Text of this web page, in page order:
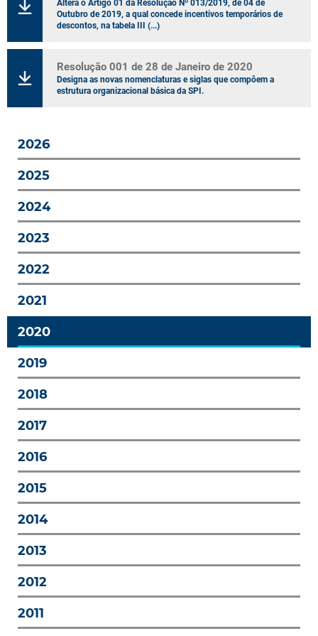
2026
2025
2024
2023
2022
2021
2020
2019
2018
2017
2016
2015
2014
2013
2012
2011
Altera o Artigo 01 da Resolução Nº 013/2019, de 04 de
Outubro de 2019, a qual concede incentivos temporários de
descontos, na tabela III (...)
Resolução 001 de 28 de Janeiro de 2020
Designa as novas nomenclaturas e siglas que compôem a
estrutura organizacional básica da SPI.